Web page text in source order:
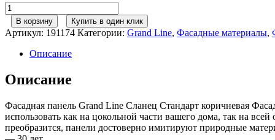
Количество
товара
Фасадная
панель
Grand
Сланец
Стандарт
В корзину Купить в один клик
Артикул: 191174 Категории: Grand Line, Фасадные материалы,
Описание
Описание
Фасадная панель Grand Line Сланец Стандарт коричневая
использовать как на цокольной части вашего дома, так на
преобразится, панели достоверно имитируют природные